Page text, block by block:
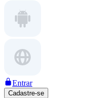
Entrar
Cadastre-se